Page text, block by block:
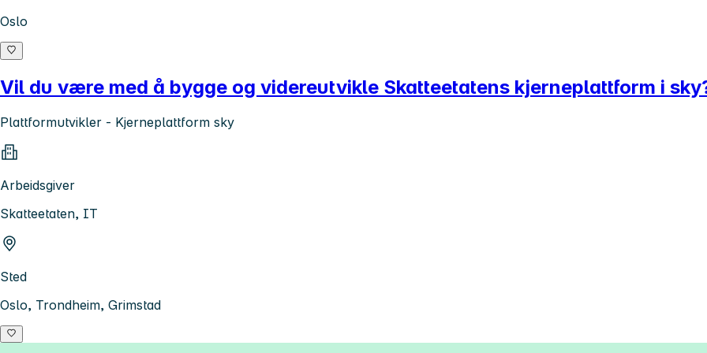
Oslo
Vil du være med å bygge og videreutvikle Skatteetatens kjerneplattform i
Plattformutvikler - Kjerneplattform sky
Arbeidsgiver
Skatteetaten, IT
Sted
Oslo, Trondheim, Grimstad